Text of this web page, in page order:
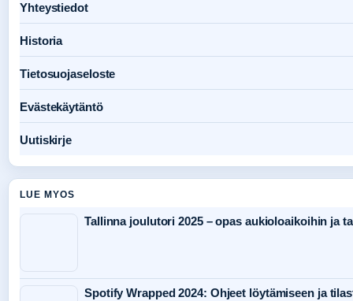
Yhteystiedot
Historia
Tietosuojaseloste
Evästekäytäntö
Uutiskirje
LUE MYOS
Tallinna joulutori 2025 – opas aukioloaikoihin ja
Spotify Wrapped 2024: Ohjeet löytämiseen ja